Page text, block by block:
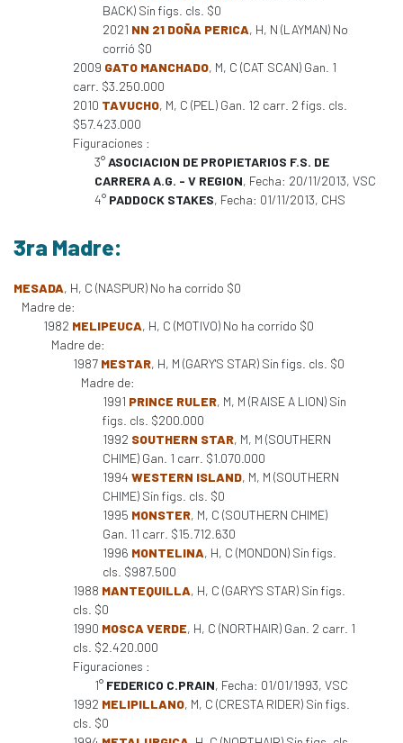
BACK) Sin figs. cls. $0
2021 NN 21 DOÑA PERICA, H, N (LAYMAN) No
corrió $0
2009 GATO MANCHADO, M, C (CAT SCAN) Gan. 1
carr. $3.250.000
2010 TAVUCHO, M, C (PEL) Gan. 12 carr. 2 figs. cls.
$57.423.000
Figuraciones :
3°ASOCIACION DE PROPIETARIOS F.S. DE
CARRERA A.G. - V REGION, Fecha: 20/11/2013, VSC
4° PADDOCK STAKES, Fecha: 01/11/2013, CHS
3ra Madre:
MESADA, H, C (NASPUR) No ha corrido $0
Madre de:
1982 MELIPEUCA, H, C (MOTIVO) No ha corrido $0
Madre de:
1987 MESTAR, H, M (GARY'S STAR) Sin figs. cls. $0
Madre de:
1991 PRINCE RULER, M, M (RAISE A LION) Sin
figs. cls. $200.000
1992 SOUTHERN STAR, M, M (SOUTHERN
CHIME) Gan. 1 carr. $1.070.000
1994 WESTERN ISLAND, M, M (SOUTHERN
CHIME) Sin figs. cls. $0
1995 MONSTER, M, C (SOUTHERN CHIME)
Gan. 11 carr. $15.712.630
1996 MONTELINA, H, C (MONDON) Sin figs.
cls. $987.500
1988 MANTEQUILLA, H, C (GARY'S STAR) Sin figs.
cls. $0
1990 MOSCA VERDE, H, C (NORTHAIR) Gan. 2 carr. 1
cls. $2.420.000
Figuraciones :
1° FEDERICO C.PRAIN, Fecha: 01/01/1993, VSC
1992 MELIPILLANO, M, C (CRESTA RIDER) Sin figs.
cls. $0